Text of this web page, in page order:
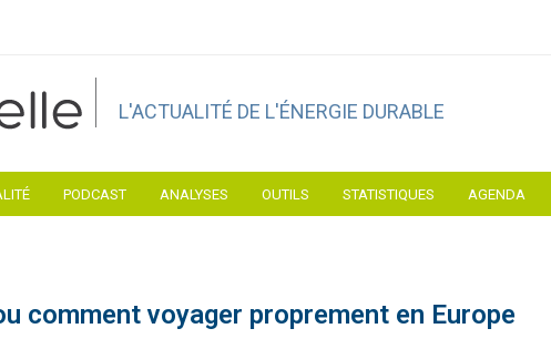
L'ACTUALITÉ DE L'ÉNERGIE DURABLE
PODCAST ANALYSES OUTILS STATISTIQUES AGENDA
comment voyager proprement en Europe